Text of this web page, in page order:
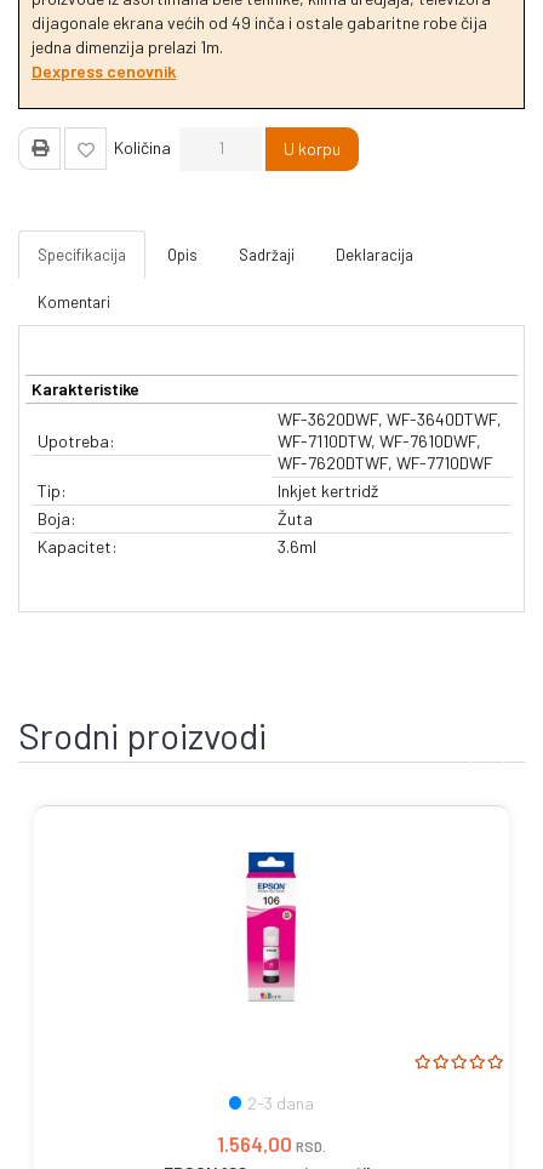
dijagonale ekrana većih od 49 inča i ostale gabaritne robe čija
jedna dimenzija prelazi 1m.
Dexpress cenovnik
Količina U korpu
Specifikacija Opis Sadržaji Deklaracija
Komentari
Karakteristike
Upotreba:
WF-3620DWF, WF-3640DTWF,
WF-7110DTW, WF-7610DWF,
WF-7620DTWF, WF-7710DWF
Tip:
Inkjet kertridž
Boja:
Žuta
Kapacitet:
3.6ml
Srodni proizvodi
2-3 dana
1.564,00 RSD.